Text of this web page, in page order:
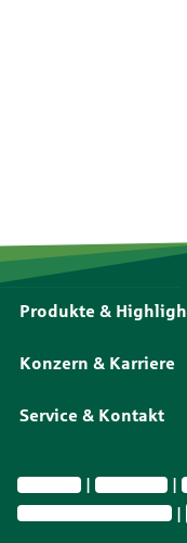
Produkte &
Konzern & Karriere
Service & Kontakt
Impressum Datenschutz
Privatsphäre-Einstellungen